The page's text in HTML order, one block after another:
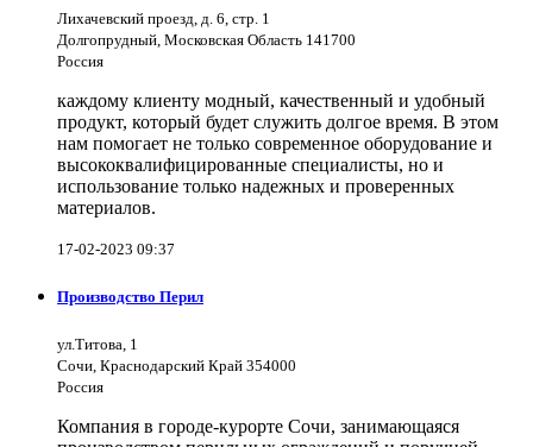
Лихачевский проезд, д. 6, стр. 1
Долгопрудный, Московская Область 141700
Россия
каждому клиенту модный, качественный и удобный
продукт, который будет служить долгое время. В этом
нам помогает не только современное оборудование и
высококвалифицированные специалисты, но и
использование только надежных и проверенных
материалов.
17-02-2023 09:37
Производство Перил
ул.Титова, 1
Сочи, Краснодарский Край 354000
Россия
Компания в городе-курорте Сочи, занимающаяся